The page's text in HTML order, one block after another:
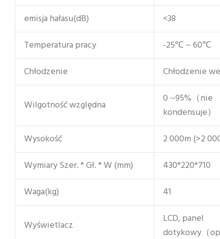
emisja hałasu(dB)
<38
Temperatura pracy
-25℃ ~ 60℃
Chłodzenie
Chłodzenie
Wilgotność względna
0 ~95%（nie
kondensuje）
Wysokość
2 000m (>2
Wymiary Szer. * Gł. * W (mm)
430*220*710
Waga(kg)
41
Wyświetlacz
LCD, panel
dotykowy（